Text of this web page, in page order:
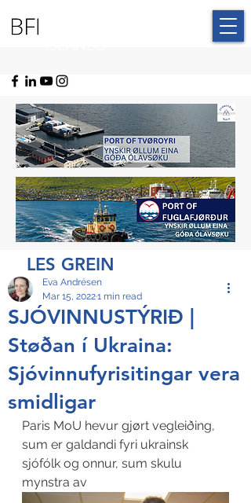
LES GREIN
SJÓVINNUSTÝRIÐ |
Støðan í Ukraina:
Sjóvinnufyrisitingar vera
smidligar
Eva Andrésen
Mar 15, 20221 min read
Paris MoU hevur gjørt vegleiðing,
sum er galdandi fyri ukrainsk
sjófólk og onnur, sum skulu
mynstra av